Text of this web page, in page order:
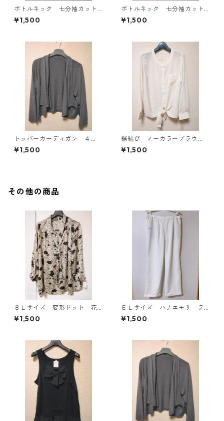
ボトルネック 七分袖カット
ソー ４Ｌ マスタード KA
E-4816
¥1,500
ボトルネック 七分袖カット
ソー ４Ｌ ティールグリー
ン KAE-4815
¥1,500
トッパーカーディガン ４
Ｌ グレー KAE-4814
¥1,500
裾結び ノーカラーブラウ
ス ３Ｌ アイボリー KAE-
4813
¥1,500
その他の商品
８Ｌサイズ 変形ドット 花
柄 ボウタイブラウス オフ
ホワイト KAE-4767
¥1,500
ＥＬサイズ ハナエモリ テ
ーパードパンツ ナース ホ
ワイト KAE-4159
¥1,500